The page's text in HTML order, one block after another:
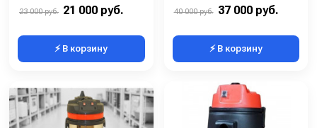
23 000 руб. 21 000 руб.
⚡ В корзину
40 000 руб. 37 000 руб.
⚡ В корзину